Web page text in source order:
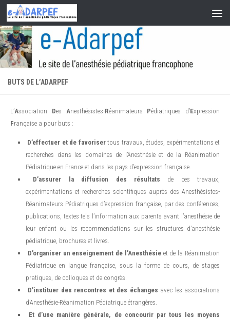
Skip to content
BUTS DE L’ADARPEF
L’Association Des Anesthésistes-Réanimateurs Pédiatriques d’Expression
Française a pour buts :
D’effectuer et de favorisertous travaux, études, expérimentations et
recherches dans les domaines de l’Anesthésie et de la Réanimation
Pédiatrique en France et dans les pays d’expression française.
D’assurer la diffusion des résultats de ces travaux,
expérimentations et recherches scientifiques auprès des Anesthésistes-
Réanimateurs Pédiatriques d’expression française, par des conférences,
publications, textes tels l’information aux parents avant l’anesthésie de
leur enfant ou les recommendations sur les structures d’anesthésie
pédiatrique, brochures et livres.
D’organiser un enseignement de l’Anesthésieet de la Réanimation
Pédiatrique en langue française, sous la forme de cours, de stages
pratiques, de colloques et de congrès.
D’instituer des rencontres et des échanges avec les associations
d’Anesthésie-Réanimation Pédiatrique étrangères.
Et d’une manière générale, de concourir par tous les moyens